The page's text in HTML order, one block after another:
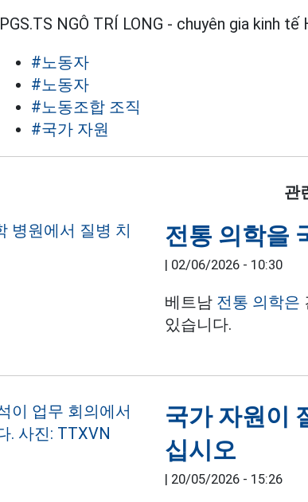
PGS.TS NGÔ TRÍ LONG - chuyên gia kinh
#노동자
#노동자
#노동조합 조직
#국가 자원
관
전통 의학을
| 02/06/2026 - 10:30
베트남 전통 의학은
있습니다.
국가 자원이
십시오
| 20/05/2026 - 15:26